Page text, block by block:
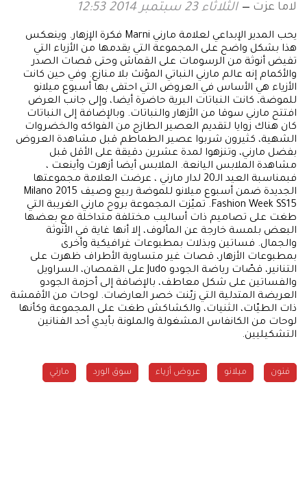
لاما عزت الثلاثاء 23 سبتمبر 2014 12:53
يحب المدير الإبداعي لعلامة مارني Marni فكرة الإزهار. وينعكس
هذا بشكل واضح على المجموعة التي يقدمها من الأزياء التي
تفيض أنوثة من الرسومات على القماش وحتى قصات الصدر
والأكمام إنه عالم مارني النباتي المؤنث بلا منازع. وفي حين كانت
الأزياء هي الأساس في العروض التي احتفى بها أسبوع ميلانو
للموضة، كانت النباتات البرية حاضرة أيضا، وإلى جانب العرض
افتتح مارني سوقا من الأزهار والنباتات. وبالإضافة إلى النباتات
كان هناك زوايا لتقديم العصير الطازج من الفواكه والخضروات
الشهية، كثيرون شربوا عصير الطماطم قبل مشاهدة العروض
بفضل مارني، وتنزهوا لمدة عشرين دقيقة على الأقل قبل
مشاهدة الملابس اليانعة. الملابس أيضا أزهرت وأينعت ،
فبمناسبة العيد الـ20 لدار مارني ، عرضت العلامة مجموعتها
الجديدة ضمن أسبوع ميلانو للموضة ربيع وصيف 2015 Milano
Fashion Week SS15. تميّزت المجموعة بروح مارني الغريبة التي
طغت على تصاميم ذات أساليب مختلفة متداخلة مع بعضها
البعض بلمسة خارجة عن المألوف، إلا أنها غاية في الأنوثة
والجمال. فساتين وبذلات بمطبوعات غرافيكية وأخرى
بمطبوعات الأزهار، قصات غير متساوية الأطراف ظهرت على
التنانير، قصّات رياضة الجودو Judo على القمصان، السراويل
والفساتين على شكل معاطف، بالإضافة إلى أحزمة الجودو
العريضة المتدلية التي زيّنت خصر العارضات. لوحات من الأقمشة
ذات الطيّات، الثنيات، والكشاكش طغت على المجموعة وكأنها
لوحات من الكانفاس المشغولة والملونة بأيدي أحد الفنانين
التشكيليين.
فنون ميلانو عروض أزياء سوق الورد مارني